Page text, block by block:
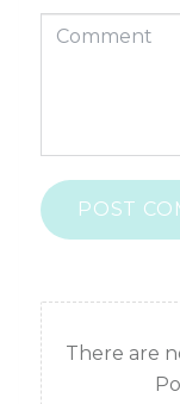
POST
There are